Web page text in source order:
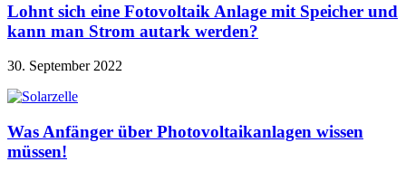
Lohnt sich eine Fotovoltaik Anlage mit Speicher und
kann man Strom autark werden?
30. September 2022
Was Anfänger über Photovoltaikanlagen wissen
müssen!